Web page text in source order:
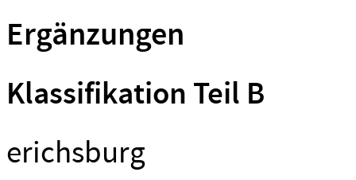
Ergänzungen
Klassifikation Teil B
erichsburg